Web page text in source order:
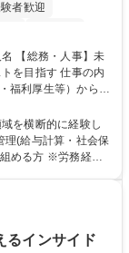
者歓迎
み 寮・社宅あり
す 仕事の内
福利厚生等）からお
囲を広げ、組織運
経営推進等をお任せ
を積んでいただき
総
ゼネラリストを目
を横断的に経験し
める方 ※労務経験
管理など）の経験
るインサイド